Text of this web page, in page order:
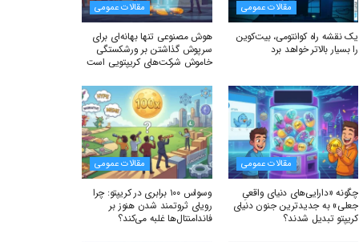
مقالات عمومی
یک نقشه راه کوانتومی، بیت‌کوین
را بسیار بالاتر خواهد برد
مقالات عمومی
هوش مصنوعی تنها بهانه‌ای برای
سرپوش گذاشتن بر ورشکستگی
خاموش شرکت‌های کریپتویی است
مقالات عمومی
چگونه «دارایی‌های دنیای واقعیِ
جعلی» به جدیدترین جنون دنیای
کریپتو تبدیل شدند؟
مقالات عمومی
وسواس ۱۰۰ برابری در کریپتو: چرا
رویای ثروتمند شدن هنوز بر
فاندامنتال‌ها غلبه می‌کند؟